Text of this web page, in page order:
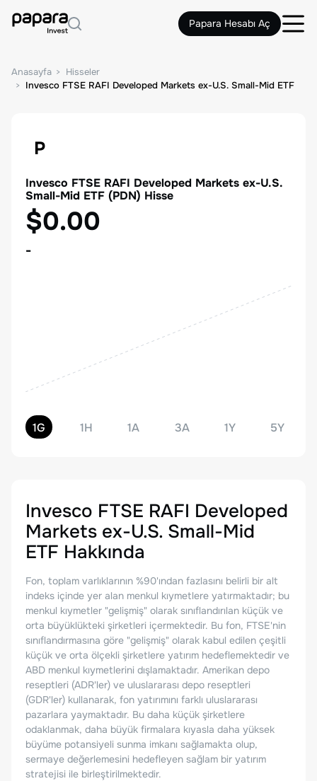
Papara Hesabı Aç
Anasayfa
Hisseler
Invesco FTSE RAFI Developed Markets ex-U.S. Small-Mid ETF
P
Invesco FTSE RAFI Developed Markets ex-U.S.
Small-Mid ETF (PDN) Hisse
$0.00
-
1G 1H 1A 3A 1Y 5Y
Invesco FTSE RAFI Developed
Markets ex-U.S. Small-Mid
ETF Hakkında
Fon, toplam varlıklarının %90'ından fazlasını belirli bir alt
indeks içinde yer alan menkul kıymetlere yatırmaktadır; bu
menkul kıymetler "gelişmiş" olarak sınıflandırılan küçük ve
orta büyüklükteki şirketleri içermektedir. Bu fon, FTSE'nin
sınıflandırmasına göre "gelişmiş" olarak kabul edilen çeşitli
küçük ve orta ölçekli şirketlere yatırım hedeflemektedir ve
ABD menkul kıymetlerini dışlamaktadır. Amerikan depo
reseptleri (ADR'ler) ve uluslararası depo reseptleri
(GDR'ler) kullanarak, fon yatırımını farklı uluslararası
pazarlara yaymaktadır. Bu daha küçük şirketlere
odaklanmak, daha büyük firmalara kıyasla daha yüksek
büyüme potansiyeli sunma imkanı sağlamakta olup,
sermaye değerlemesini hedefleyen sağlam bir yatırım
stratejisi ile birleştirilmektedir.